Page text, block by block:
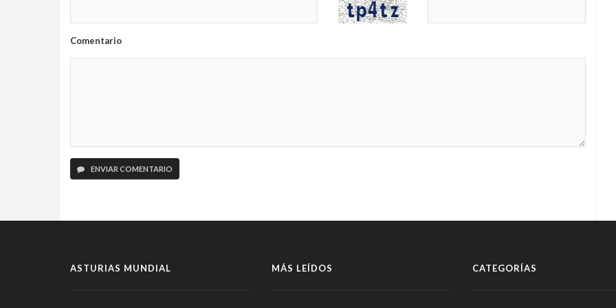
Comentario
ENVIAR COMENTARIO
ASTURIAS MUNDIAL MÁS LEÍDOS CATEGORÍAS